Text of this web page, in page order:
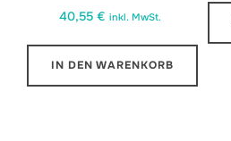
40,55€ inkl. MwSt.
IN DEN WARENKORB